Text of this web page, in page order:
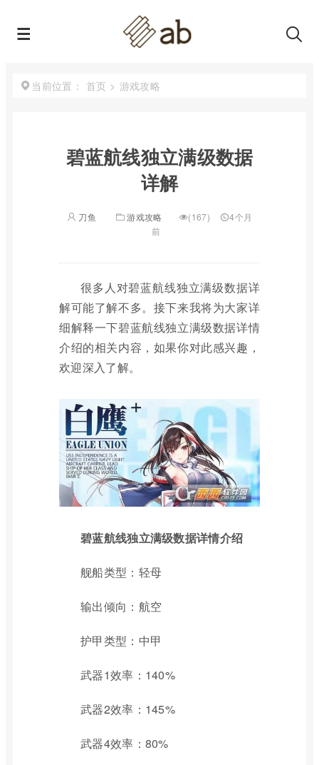
当前位置： 首页 > 游戏攻略
碧蓝航线独立满级数据
详解
刀鱼 游戏攻略 (167)
4个月
前
很多人对碧蓝航线独立满级数据详
解可能了解不多。接下来我将为大家详
细解释一下碧蓝航线独立满级数据详情
介绍的相关内容，如果你对此感兴趣，
欢迎深入了解。
碧蓝航线独立满级数据详情介绍
舰船类型：轻母
输出倾向：航空
护甲类型：中甲
武器1效率：140%
武器2效率：145%
武器4效率：80%